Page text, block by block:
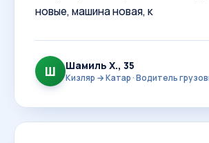
новые, машина новая, к
Ш Шамиль Х., 35
Кизляр → Катар · Водитель